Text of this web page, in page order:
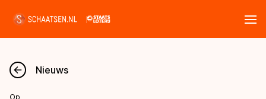
Nieuws
Nieuws
Op